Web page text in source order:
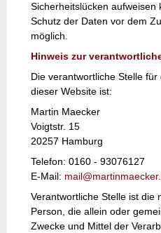
Sicherheitslücken aufweisen
Schutz der Daten vor dem
möglich.
Hinweis zur
Die verantwortliche Stelle
dieser Website ist:
Martin Maecker
Voigtstr. 15
20257 Hamburg
Telefon: 0160 - 93076127
E-Mail:
Verantwortliche Stelle ist die
Person, die allein oder
Zwecke und Mittel der